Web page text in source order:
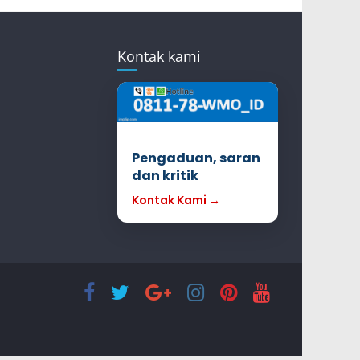
Kontak kami
Pengaduan, saran
dan kritik
Kontak Kami →